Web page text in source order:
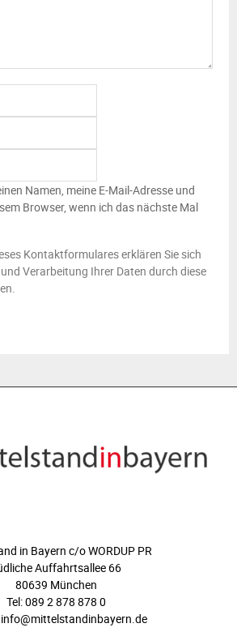
Namen, meine E-Mail-Adresse und
Browser, wenn ich das nächste Mal
Kontaktformulares erklären Sie sich
Verarbeitung Ihrer Daten durch diese
in Bayern c/o WORDUP PR
Auffahrtsallee 66
80639 München
Tel: 089 2 878 878 0
info@mittelstandinbayern.de